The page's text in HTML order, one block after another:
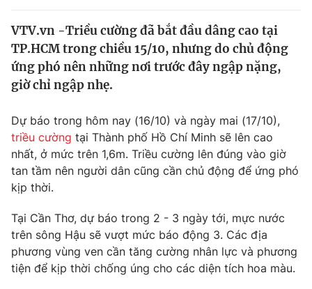
Y tế
Thế giới
Thế giới đó đây
Câu chuyện quốc tế
Kinh tế
Tài chính
Thị trường
Dữ liệu và đời sống
Phim VTV
Hậu trường
Giải trí
Điện ảnh
Giáo dục
VTV.vn -Triều cường đã bắt đầu dâng cao tại
TP.HCM trong chiều 15/10, nhưng do chủ động
ứng phó nên những nơi trước đây ngập nặng,
giờ chỉ ngập nhẹ.
Dự báo trong hôm nay (16/10) và ngày mai (17/10),
triều cường tại Thành phố Hồ Chí Minh sẽ lên cao
nhất, ở mức trên 1,6m. Triều cường lên đúng vào giờ
tan tầm nên người dân cũng cần chủ động để ứng phó
kịp thời.
Tại Cần Thơ, dự báo trong 2 - 3 ngày tới, mực nước
trên sông Hậu sẽ vượt mức báo động 3. Các địa
phương vùng ven cần tăng cường nhân lực và phương
tiện để kịp thời chống úng cho các diện tích hoa màu.